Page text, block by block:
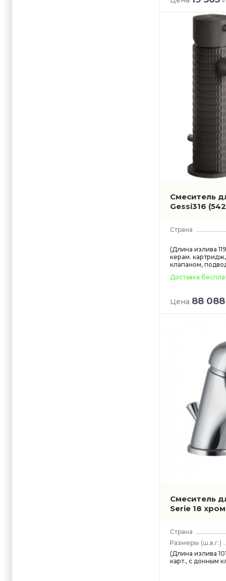
Laufen
Lemark
Nicolazzi
Nobili
Paffoni
Plumberia
Raglo
Rav Slezak
Ravak
Roca
Savol
Timo
Vidima
Vitra
Webert
Смеситель
Gessi316
(Длина излива
керам.
клапаном,
Доставка
Цена 88 088
Смеситель
Serie 18 хром
(ш.в.г.)
(Длина излива
карт., с донным